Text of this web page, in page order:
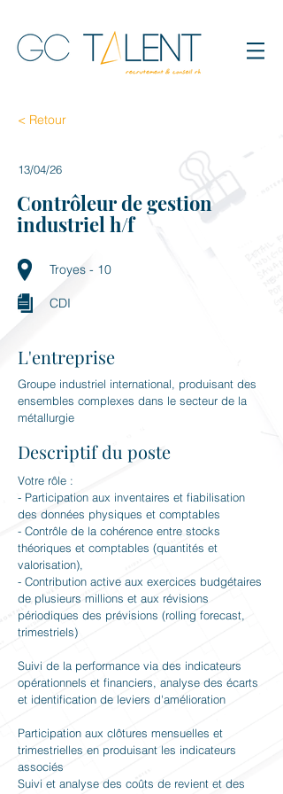
< Retour
13/04/26
Contrôleur de gestion
industriel h/f
Troyes - 10
CDI
L'entreprise
Groupe industriel international, produisant des
ensembles complexes dans le secteur de la
métallurgie
Descriptif du poste
Votre rôle :
- Participation aux inventaires et fiabilisation
des données physiques et comptables
- Contrôle de la cohérence entre stocks
théoriques et comptables (quantités et
valorisation),
- Contribution active aux exercices budgétaires
de plusieurs millions et aux révisions
périodiques des prévisions (rolling forecast,
trimestriels)
Suivi de la performance via des indicateurs
opérationnels et financiers, analyse des écarts
et identification de leviers d'amélioration
Participation aux clôtures mensuelles et
trimestrielles en produisant les indicateurs
associés
Suivi et analyse des coûts de revient et des